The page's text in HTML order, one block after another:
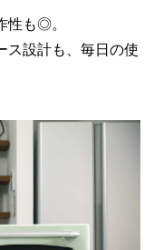
性も◎。
ス設計も、毎日の使